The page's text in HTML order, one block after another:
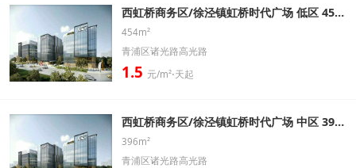
西虹桥商务区/徐泾镇虹桥时代广场 低区 454㎡ 精装修带家具办公室出租信息
454m²
青浦区诸光路高光路
1.5 元/m²⋅天起
西虹桥商务区/徐泾镇虹桥时代广场 中区 396㎡ 精装修带家具办公室出租信息
396m²
青浦区诸光路高光路